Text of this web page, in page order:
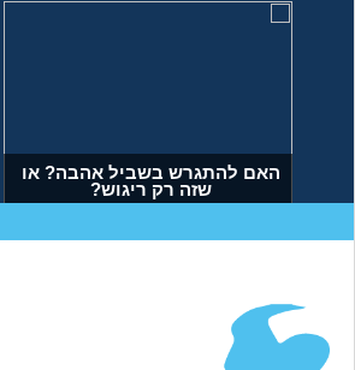
האם להתגרש בשביל אהבה? או
שזה רק ריגוש?